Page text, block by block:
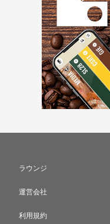
ラウンジ
運営会社
利用規約